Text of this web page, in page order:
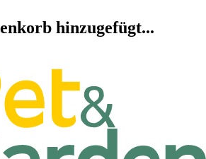
hinzugefügt...